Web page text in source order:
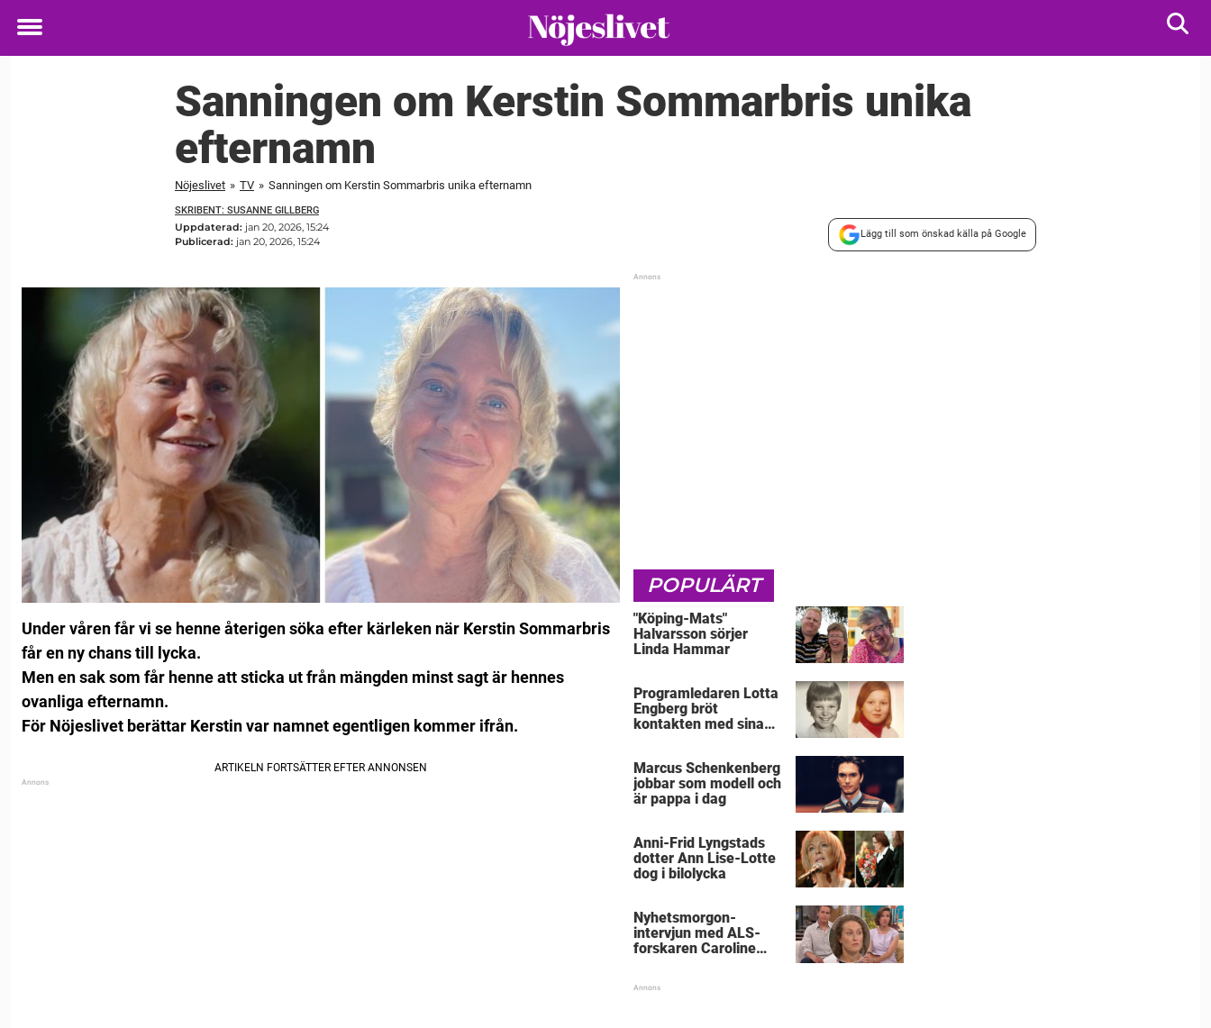
Toggle
Sanningen om Kerstin Sommarbris unika
efternamn
Nöjeslivet » TV » Sanningen om Kerstin Sommarbris unika efternamn
SKRIBENT: SUSANNE GILLBERG
Uppdaterad: jan 20, 2026, 15:24
Publicerad: jan 20, 2026, 15:24
Lägg till som önskad källa på Google
Under våren får vi se henne återigen söka efter kärleken när Kerstin Sommarbris
får en ny chans till lycka.
Men en sak som får henne att sticka ut från mängden minst sagt är hennes
ovanliga efternamn.
För Nöjeslivet berättar Kerstin var namnet egentligen kommer ifrån.
POPULÄRT
"Köping-Mats"
Halvarsson sörjer
Linda Hammar
Programledaren Lotta
Engberg bröt
kontakten med sina
Marcus Schenkenberg
jobbar som modell och
är pappa i dag
Anni-Frid Lyngstads
dotter Ann Lise-Lotte
dog i bilolycka
Nyhetsmorgon-
intervjun med ALS-
forskaren Caroline